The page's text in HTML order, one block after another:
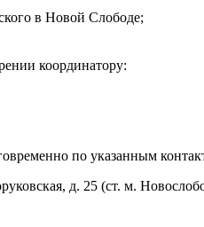
в Новой Слободе;
координатору:
по указанным
д. 25 (ст. м.